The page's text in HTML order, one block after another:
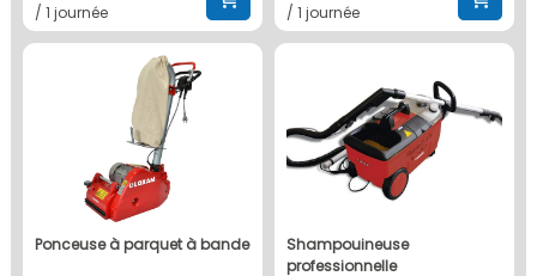
/ 1 journée / 1 journée
ponceuse à parquet à bande
shampouineuse
professionnelle